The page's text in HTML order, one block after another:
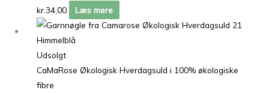
kr.34,00 Læs mere
Udsolgt
CaMaRose Økologisk Hverdagsuld i 100% økologiske
fibre